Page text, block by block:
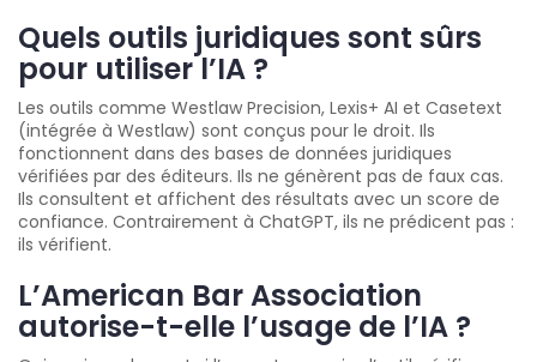
Quels outils juridiques sont sûrs
pour utiliser l’IA ?
Les outils comme Westlaw Precision, Lexis+ AI et Casetext
(intégrée à Westlaw) sont conçus pour le droit. Ils
fonctionnent dans des bases de données juridiques
vérifiées par des éditeurs. Ils ne génèrent pas de faux cas.
Ils consultent et affichent des résultats avec un score de
confiance. Contrairement à ChatGPT, ils ne prédicent pas :
ils vérifient.
L’American Bar Association
autorise-t-elle l’usage de l’IA ?